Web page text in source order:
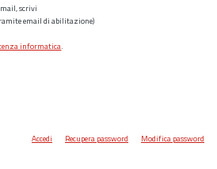
scrivi
email di abilitazione)
informatica.
Accedi Recupera password Modifica password